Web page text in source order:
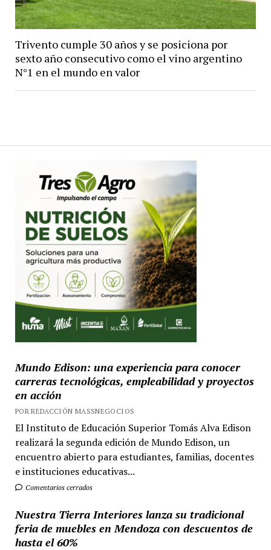
Trivento cumple 30 años y se posiciona por
sexto año consecutivo como el vino argentino
N°1 en el mundo en valor
Mundo Edison: una experiencia para conocer
carreras tecnológicas, empleabilidad y proyectos
en acción
POR REDACCIÓN MASSNEGOCIOS
El Instituto de Educación Superior Tomás Alva Edison
realizará la segunda edición de Mundo Edison, un
encuentro abierto para estudiantes, familias, docentes
e instituciones educativas...
Comentarios cerrados
Nuestra Tierra Interiores lanza su tradicional
feria de muebles en Mendoza con descuentos de
hasta el 60%